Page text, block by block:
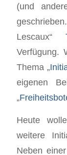
(und
Lescaux“
Verfügung.
Thema „
eigenen
„
Heute
weitere
Neben einer